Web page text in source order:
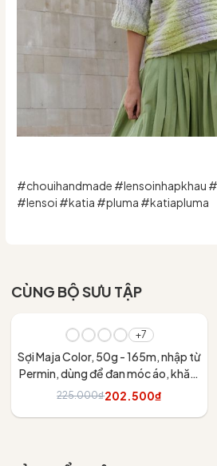
#chouihandmade #lensoinhapkhau
#lensoi #katia #pluma #katiapluma
CÙNG BỘ SƯU TẬP
+7
Sợi Maja Color, 50g - 165m, nhập từ
Permin, dùng để đan móc áo, khăn,
váy
225.000₫202.500₫